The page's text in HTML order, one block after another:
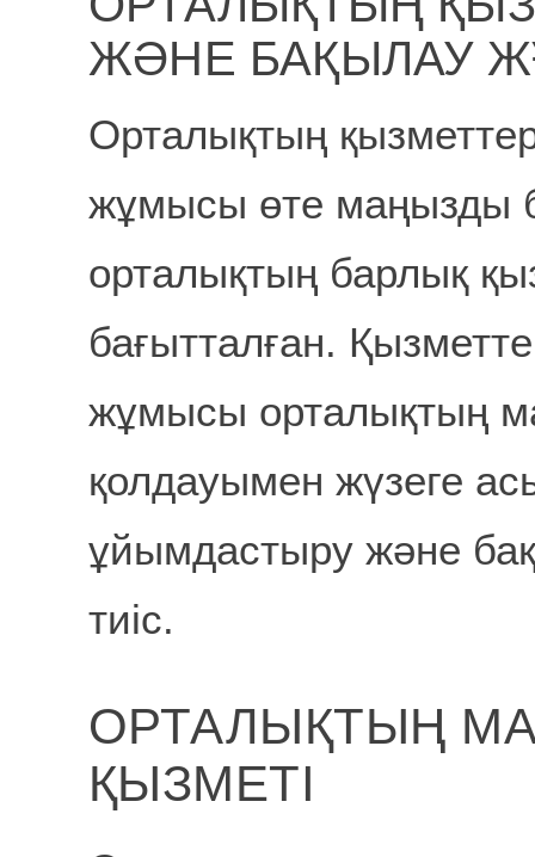
ЖӘНЕ БАҚЫЛАУ
Орталықтың
жұмысы өте маңызды
орталықтың барлық
бағытталған.
жұмысы орталықтың
қолдауымен жүзеге
ұйымдастыру және
тиіс.
ОРТАЛЫҚТЫҢ
ҚЫЗМЕТІ